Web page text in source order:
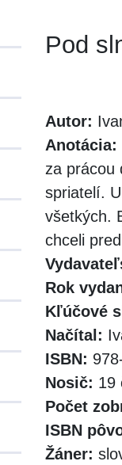
Pod
Autor:
Anotácia:
za prácou
spriatelí.
všetkých.
chceli
Rok
Kľúčové
Načítal:
ISBN:
Nosič: 19
Počet
ISBN
Žáner: